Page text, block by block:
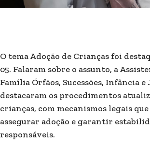
O tema Adoção de Crianças foi
05. Falaram sobre o assunto, a
Família Órfãos, Sucessões, Infância
destacaram os procedimentos
crianças, com mecanismos legais
assegurar adoção e garantir
responsáveis.